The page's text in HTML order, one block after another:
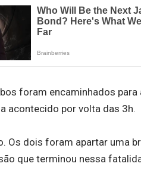
foram encaminhados para
acontecido por volta das 3h.
Os dois foram apartar uma
que terminou nessa